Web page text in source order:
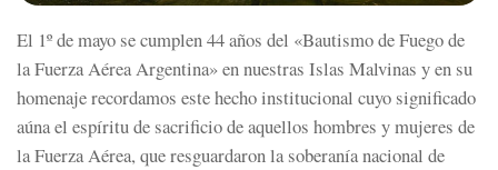
El 1º de mayo se cumplen 44 años del «Bautismo de Fuego de
la Fuerza Aérea Argentina» en nuestras Islas Malvinas y en su
homenaje recordamos este hecho institucional cuyo significado
aúna el espíritu de sacrificio de aquellos hombres y mujeres de
la Fuerza Aérea, que resguardaron la soberanía nacional de